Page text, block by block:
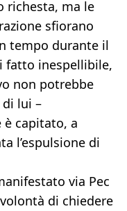
richesta, ma le
sfiorano
tempo durante il
fatto inespellibile,
non potrebbe
lui –
è capitato, a
l’espulsione di
via Pec
di chiedere